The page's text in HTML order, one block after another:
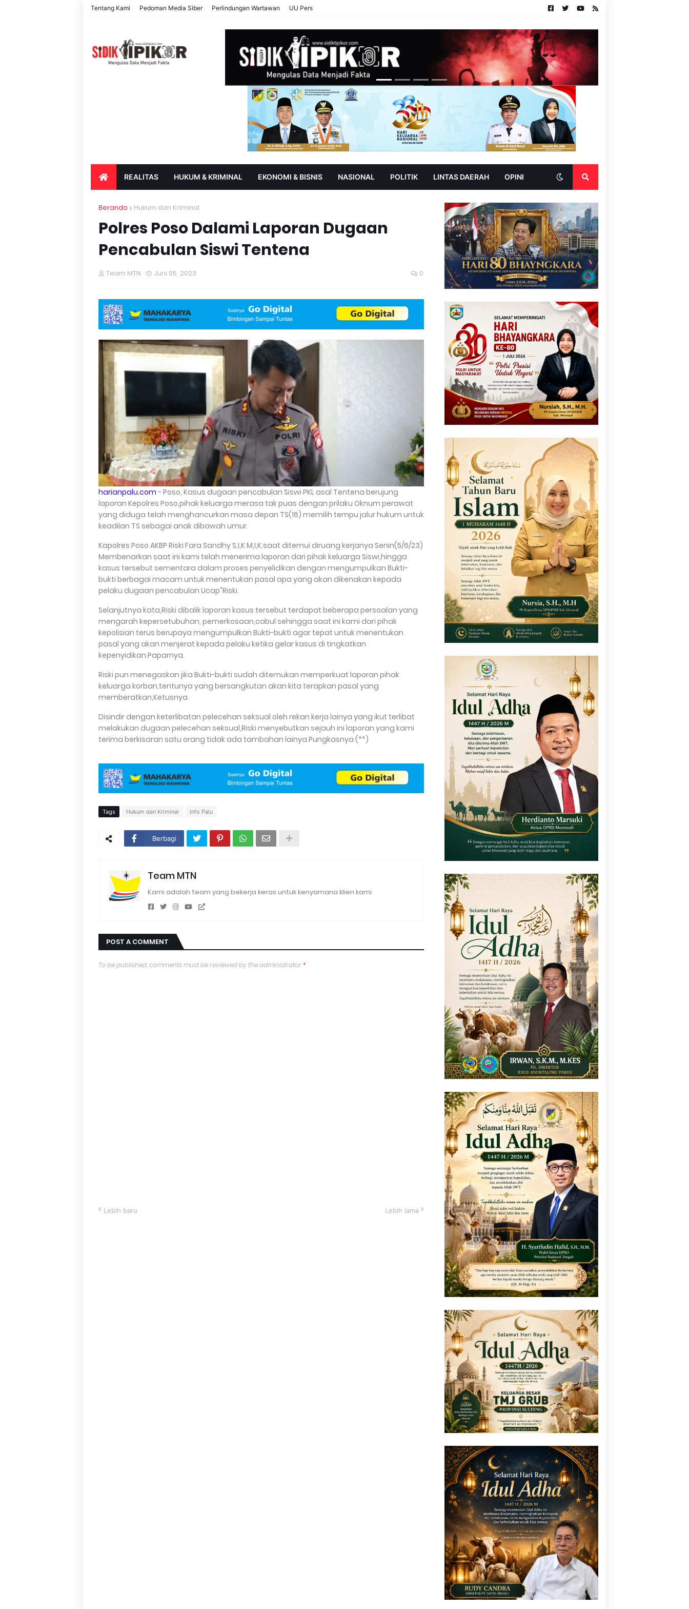
Tentang Kami Pedoman Media Siber Perlindungan Wartawan UU Pers
REALITAS HUKUM & KRIMINAL EKONOMI & BISNIS NASIONAL POLITIK LINTAS DAERAH OPINI
Beranda Hukum dan Kriminal
Polres Poso Dalami Laporan Dugaan
Pencabulan Siswi Tentena
Team MTN Juni 05, 2023 0
harianpalu.com - Poso, Kasus dugaan pencabulan Siswi PKL asal Tentena berujung
laporan Kepolres Poso,pihak keluarga merasa tak puas dengan prilaku Oknum perawat
yang diduga telah menghancurkan masa depan TS(16) memilih tempu jalur hukum untuk
keadilan TS sebagai anak dibawah umur.
Kapolres Poso AKBP Riski Fara Sandhy S,I,K M,I,K.saat ditemui diruang kerjanya Senin(5/6/23)
Membenarkan saat ini kami telah menerima laporan dari pihak keluarga Siswi,hingga
kasus tersebut sementara dalam proses penyelidikan dengan mengumpulkan Bukti-
bukti berbagai macam untuk menentukan pasal apa yang akan dikenakan kepada
pelaku dugaan pencabulan Ucap"Riski.
Selanjutnya kata,Riski dibalik laporan kasus tersebut terdapat beberapa persoalan yang
mengarah kepersetubuhan, pemerkosaan,cabul sehingga saat ini kami dari pihak
kepolisian terus berupaya mengumpulkan Bukti-bukti agar tepat untuk menentukan
pasal yang akan menjerat kepada pelaku ketika gelar kasus di tingkatkan
kepenyidikan.Paparnya.
Riski pun menegaskan jika Bukti-bukti sudah ditemukan memperkuat laporan pihak
keluarga korban,tentunya yang bersangkutan akan kita terapkan pasal yang
memberatkan,Ketusnya.
Disindir dengan keterlibatan pelecehan seksual oleh rekan kerja lainya yang ikut terlibat
melakukan dugaan pelecehan seksual,Riski menyebutkan sejauh ini laporan yang kami
terima berkisaran satu orang tidak ada tambahan lainya.Pungkasnya (**)
Tags Hukum dan Kriminal Info Palu
Berbagi
Team MTN
Kami adalah team yang bekerja keras untuk kenyamana klien kami
POST A COMMENT
To be published, comments must be reviewed by the administrator*
Lebih baru Lebih lama